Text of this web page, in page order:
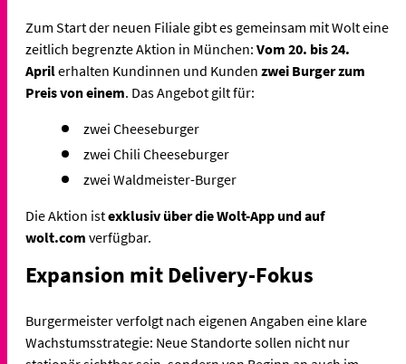
Zum Start der neuen Filiale gibt es gemeinsam mit Wolt eine
zeitlich begrenzte Aktion in München: Vom 20. bis 24.
Aprilerhalten Kundinnen und Kunden zwei Burger zum
Preis von einem. Das Angebot gilt für:
zwei Cheeseburger
zwei Chili Cheeseburger
zwei Waldmeister-Burger
Die Aktion istexklusiv über die Wolt-App und auf
wolt.com verfügbar.
Expansion mit Delivery-Fokus
Burgermeister verfolgt nach eigenen Angaben eine klare
Wachstumsstrategie: Neue Standorte sollen nicht nur